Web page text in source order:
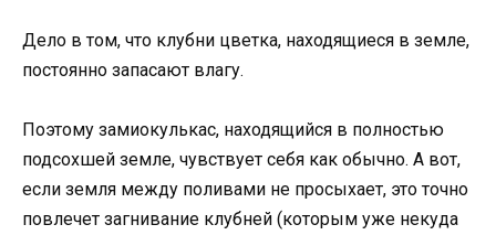
Дело в том, что клубни цветка, находящиеся в земле,
постоянно запасают влагу.
Поэтому замиокулькас, находящийся в полностью
подсохшей земле, чувствует себя как обычно. А вот,
если земля между поливами не просыхает, это точно
повлечет загнивание клубней (которым уже некуда